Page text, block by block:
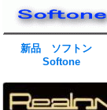
新品 ソフトン
Softone